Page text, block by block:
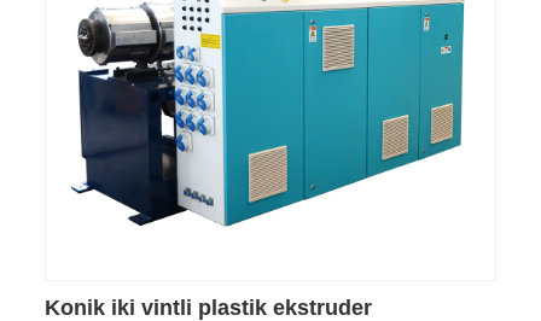
Konik iki vintli plastik ekstruder